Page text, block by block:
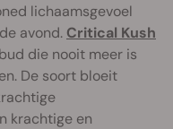
lichaamsgevoel
avond. Critical Kush
die nooit meer is
De soort bloeit
krachtige en